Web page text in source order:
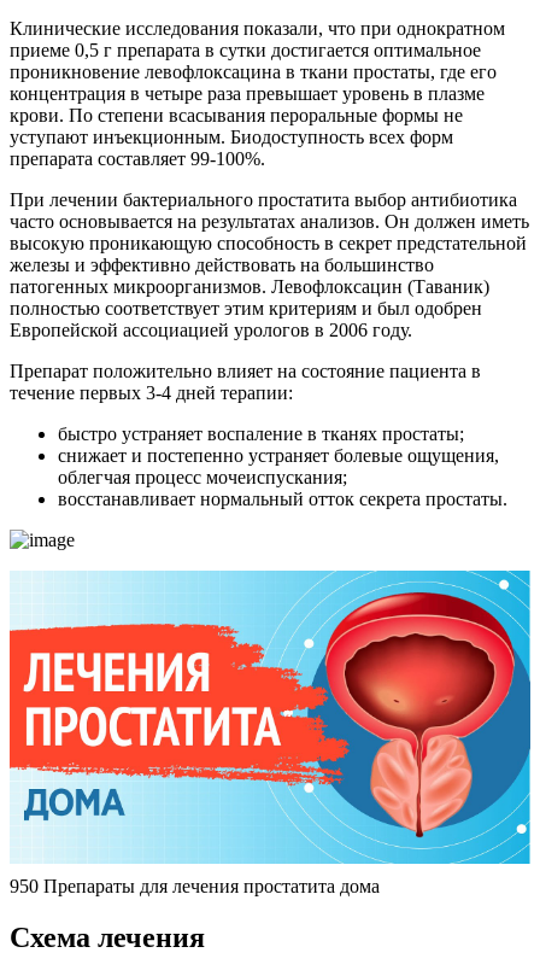
Клинические исследования показали, что при однократном
приеме 0,5 г препарата в сутки достигается оптимальное
проникновение левофлоксацина в ткани простаты, где его
концентрация в четыре раза превышает уровень в плазме
крови. По степени всасывания пероральные формы не
уступают инъекционным. Биодоступность всех форм
препарата составляет 99-100%.
При лечении бактериального простатита выбор антибиотика
часто основывается на результатах анализов. Он должен иметь
высокую проникающую способность в секрет предстательной
железы и эффективно действовать на большинство
патогенных микроорганизмов. Левофлоксацин (Таваник)
полностью соответствует этим критериям и был одобрен
Европейской ассоциацией урологов в 2006 году.
Препарат положительно влияет на состояние пациента в
течение первых 3-4 дней терапии:
быстро устраняет воспаление в тканях простаты;
снижает и постепенно устраняет болевые ощущения,
облегчая процесс мочеиспускания;
восстанавливает нормальный отток секрета простаты.
950 Препараты для лечения простатита дома
Схема лечения